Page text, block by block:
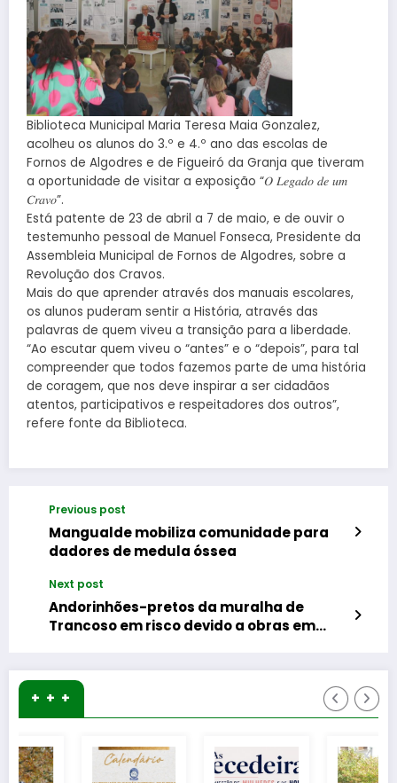
Biblioteca Municipal Maria Teresa Maia Gonzalez,
acolheu os alunos do 3.º e 4.º ano das escolas de
Fornos de Algodres e de Figueiró da Granja que tiveram
a oportunidade de visitar a exposição “𝑂 𝐿𝑒𝑔𝑎𝑑𝑜 𝑑𝑒 𝑢𝑚
𝐶𝑟𝑎𝑣𝑜”.
Está patente de 23 de abril a 7 de maio, e de ouvir o
testemunho pessoal de Manuel Fonseca, Presidente da
Assembleia Municipal de Fornos de Algodres, sobre a
Revolução dos Cravos.
Mais do que aprender através dos manuais escolares,
os alunos puderam sentir a História, através das
palavras de quem viveu a transição para a liberdade.
“Ao escutar quem viveu o “antes” e o “depois”, para tal
compreender que todos fazemos parte de uma história
de coragem, que nos deve inspirar a ser cidadãos
atentos, participativos e respeitadores dos outros”,
refere fonte da Biblioteca.
Previous post
Mangualde mobiliza comunidade para
dadores de medula óssea
Next post
Andorinhões-pretos da muralha de
Trancoso em risco devido a obras em
+ + +